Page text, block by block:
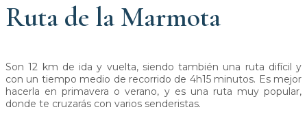
Ruta de la Marmota
Son 12 km de ida y vuelta, siendo también una ruta difícil y
con un tiempo medio de recorrido de 4h15 minutos. Es mejor
hacerla en primavera o verano, y es una ruta muy popular,
donde te cruzarás con varios senderistas.